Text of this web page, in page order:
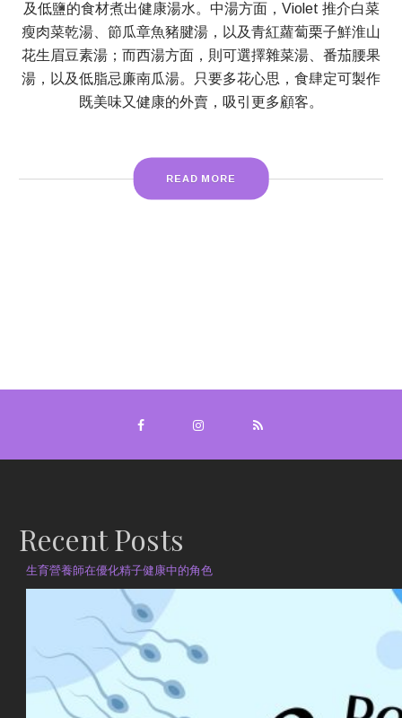
及低鹽的食材煮出健康湯水。中湯方面，Violet 推介白菜
瘦肉菜乾湯、節瓜章魚豬腱湯，以及青紅蘿蔔栗子鮮淮山
花生眉豆素湯；而西湯方面，則可選擇雜菜湯、番茄腰果
湯，以及低脂忌廉南瓜湯。只要多花心思，食肆定可製作
既美味又健康的外賣，吸引更多顧客。
READ MORE
Recent Posts
生育營養師在優化精子健康中的角色